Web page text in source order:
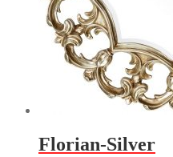
Florian-Silver